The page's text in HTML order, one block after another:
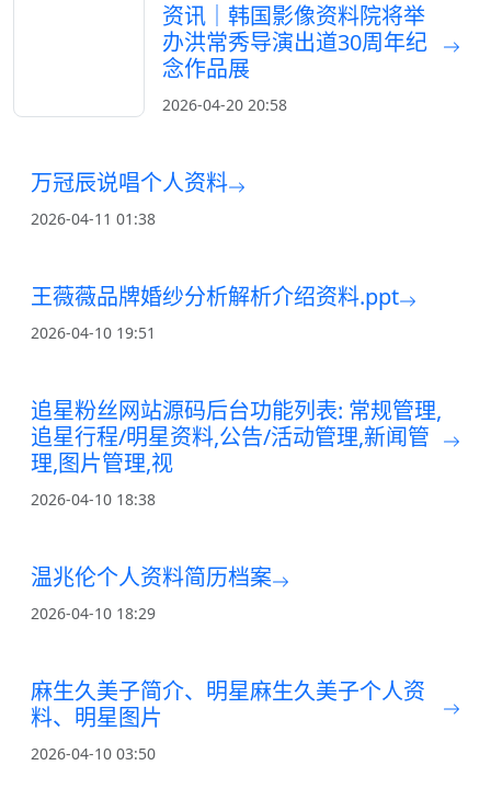
资讯｜韩国影像资料院将举
办洪常秀导演出道30周年纪
念作品展
2026-04-20 20:58
万冠辰说唱个人资料
2026-04-11 01:38
王薇薇品牌婚纱分析解析介绍资料.ppt
2026-04-10 19:51
追星粉丝网站源码后台功能列表: 常规管理,
追星行程/明星资料,公告/活动管理,新闻管
理,图片管理,视
2026-04-10 18:38
温兆伦个人资料简历档案
2026-04-10 18:29
麻生久美子简介、明星麻生久美子个人资
料、明星图片
2026-04-10 03:50